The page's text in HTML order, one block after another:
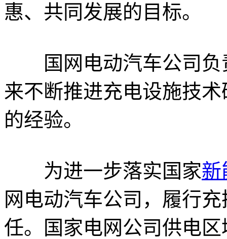
惠、共同发展的目标。
国网电动汽车公司负
来不断推进充电设施技
的经验。
为进一步落实国家新
网电动汽车公司，履行
任。国家电网公司供电